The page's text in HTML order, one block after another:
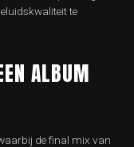
te
​​ALBUM
de final mix van